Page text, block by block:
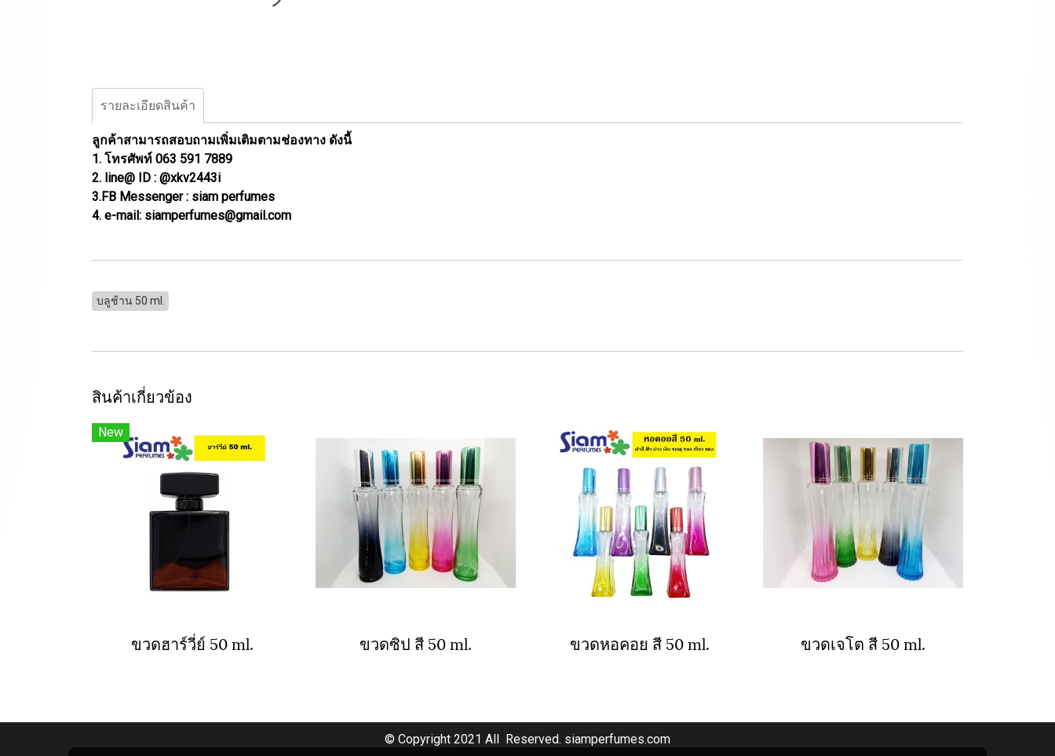
รายละเอียดสินค้า
ลูกค้าสามารถสอบถามเพิ่มเติมตามช่องทาง ดังนี้
1. โทรศัพท์ 063 591 7889
2. line@ ID : @xkv2443i
3.FB Messenger : siam perfumes
4. e-mail: siamperfumes@gmail.com
บลูช้าน 50 ml.
สินค้าเกี่ยวข้อง
New
ขวดฮาร์วี่ย์ 50 ml. ขวดซิป สี 50 ml. ขวดหอคอย สี 50 ml. ขวดเจโต สี 50 ml.
© Copyright 2021 All Reserved. siamperfumes.com